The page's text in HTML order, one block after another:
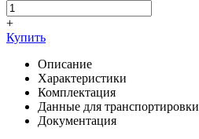
+
Купить
Описание
Характеристики
Комплектация
Данные для транспортировки
Документация